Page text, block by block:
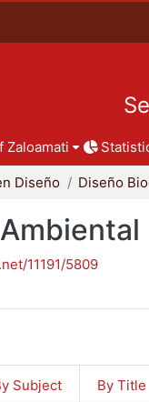
Zaloamati
Diseño Diseño
11191/5809
Subject By Title